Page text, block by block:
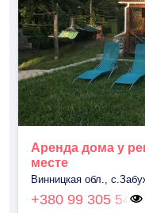
Аренда дома у
месте
Винницкая обл.,
+380 99 305 54